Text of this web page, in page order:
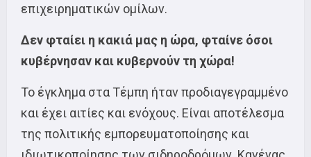
επιχειρηματικών ομίλων.
Δεν φταίει η κακιά μας η ώρα, φταίνε όσοι
κυβέρνησαν και κυβερνούν τη χώρα!
Το έγκλημα στα Τέμπη ήταν προδιαγεγραμμένο
και έχει αιτίες και ενόχους. Είναι αποτέλεσμα
της πολιτικής εμπορευματοποίησης και